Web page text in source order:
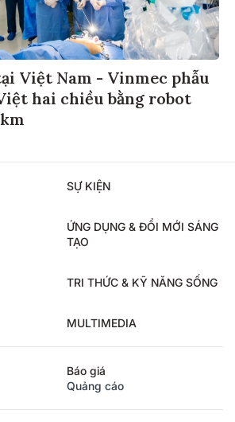
Việt Nam - Vinmec phẫu
hai chiều bằng robot
SỰ KIỆN
ỨNG DỤNG & ĐỔI MỚI SÁNG
TẠO
TRI THỨC & KỸ NĂNG SỐNG
MULTIMEDIA
Báo giá
Quảng cáo